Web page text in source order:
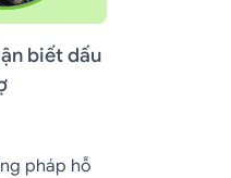
biết dấu
pháp hỗ